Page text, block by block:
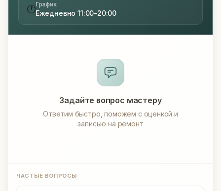
🕐График
Ежедневно 11:00–20:00
Задайте вопрос мастеру
Ответим быстро, поможем с оценкой и
записью на ремонт
ЧАСТЫЕ ВОПРОСЫ